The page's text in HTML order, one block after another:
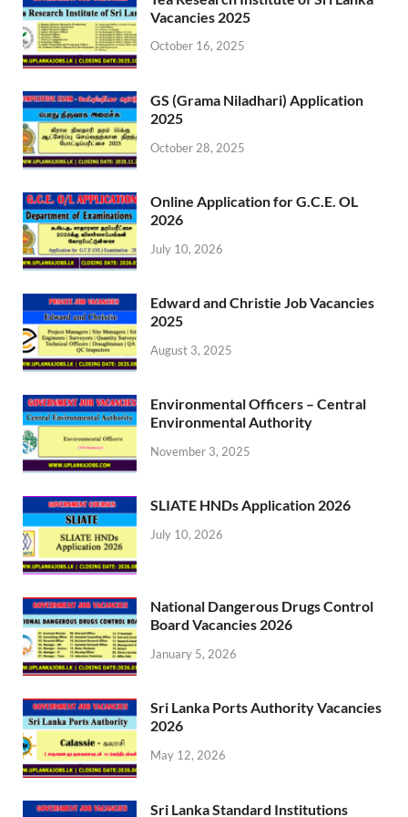
Vacancies 2025
October 16, 2025
GS (Grama Niladhari) Application
2025
October 28, 2025
Online Application for G.C.E. OL
2026
July 10, 2026
Edward and Christie Job Vacancies
2025
August 3, 2025
Environmental Officers – Central
Environmental Authority
November 3, 2025
SLIATE HNDs Application 2026
July 10, 2026
National Dangerous Drugs Control
Board Vacancies 2026
January 5, 2026
Sri Lanka Ports Authority Vacancies
2026
May 12, 2026
Sri Lanka Standard Institutions